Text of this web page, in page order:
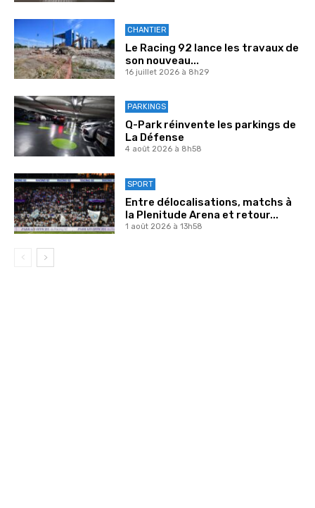
CHANTIER
Le Racing 92 lance les travaux de
son nouveau...
16 juillet 2026 à 8h29
PARKINGS
Q-Park réinvente les parkings de
La Défense
4 août 2026 à 8h58
SPORT
Entre délocalisations, matchs à
la Plenitude Arena et retour...
1 août 2026 à 13h58